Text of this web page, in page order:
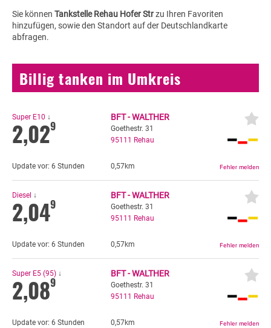
Sie können Tankstelle Rehau Hofer Strzu Ihren Favoriten
hinzufügen, sowie den Standort auf der Deutschlandkarte
abfragen.
Billig tanken im Umkreis
Super E10 ↓
2,029
BFT - WALTHER
Goethestr. 31
95111
Rehau
Update vor: 6 Stunden 0,57km
Diesel ↓
2,049
BFT - WALTHER
Goethestr. 31
95111
Rehau
Update vor: 6 Stunden 0,57km
Super E5 (95) ↓
2,089
BFT - WALTHER
Goethestr. 31
95111
Rehau
Update vor: 6 Stunden 0,57km